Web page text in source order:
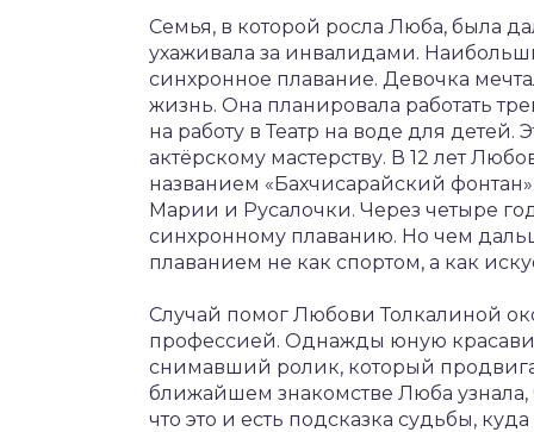
Семья, в которой росла Люба, была
ухаживала за инвалидами.
синхронное плавание. Девочка
жизнь. Она планировала работать
на работу в Театр на воде для детей.
актёрскому мастерству. В 12 лет
названием «Бахчисарайский
Марии и Русалочки. Через четыре
синхронному плаванию. Но чем
плаванием не как спортом, а как
Случай помог Любови Толкалиной
профессией. Однажды юную
снимавший ролик, который
ближайшем знакомстве Люба узнала,
что это и есть подсказка судьбы,